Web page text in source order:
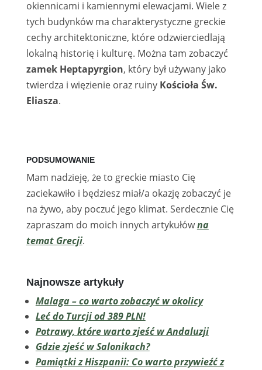
okiennicami i kamiennymi elewacjami. Wiele z
tych budynków ma charakterystyczne greckie
cechy architektoniczne, które odzwierciedlają
lokalną historię i kulturę. Można tam zobaczyć
zamek Heptapyrgion, który był używany jako
twierdza i więzienie oraz ruiny Kościoła Św.
Eliasza.
PODSUMOWANIE
Mam nadzieję, że to greckie miasto Cię
zaciekawiło i będziesz miał/a okazję zobaczyć je
na żywo, aby poczuć jego klimat. Serdecznie Cię
zapraszam do moich innych artykułówna
temat Grecji.
Najnowsze artykuły
Malaga – co warto zobaczyć w okolicy
Leć do Turcji od 389 PLN!
Potrawy, które warto zjeść w Andaluzji
Gdzie zjeść w Salonikach?
Pamiątki z Hiszpanii: Co warto przywieźć z